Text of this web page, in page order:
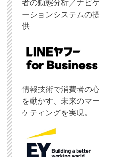
者の動態分析／ナビゲ
ーションシステムの提
供
情報技術で消費者の心
を動かす、未来のマー
ケティングを実現。